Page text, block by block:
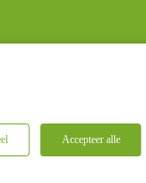
Accepteer alle